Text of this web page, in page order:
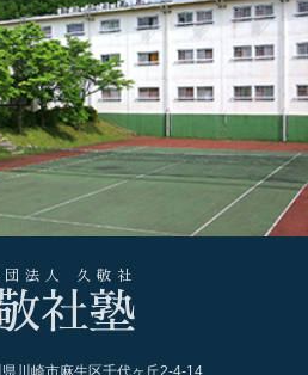
団法人 久敬社
社塾